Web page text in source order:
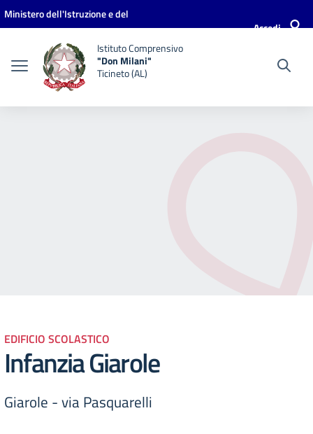
Vai ai contenuti
Vai al menu di navigazione
Vai al footer
Ministero dell'Istruzione e del
Accedi
Istituto Comprensivo
"Don Milani"
Ticineto (AL)
EDIFICIO SCOLASTICO
Infanzia Giarole
Giarole - via Pasquarelli